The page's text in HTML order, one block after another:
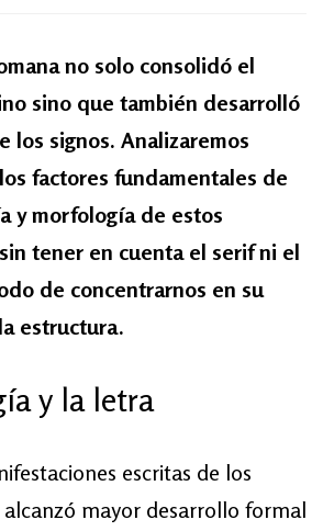
no solo consolidó el
sino que también desarrolló
los signos. Analizaremos
factores fundamentales de
y morfología de estos
tener en cuenta el serif ni el
de concentrarnos en su
estructura.
y la letra
escritas de los
mayor desarrollo formal